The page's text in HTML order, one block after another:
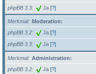
phpBB 3.3 Ja [?]
Merkmal
Moderation:
phpBB 3.2
Ja [?]
phpBB 3.3 Ja [?]
Merkmal
Administration:
phpBB 3.2
Ja [?]